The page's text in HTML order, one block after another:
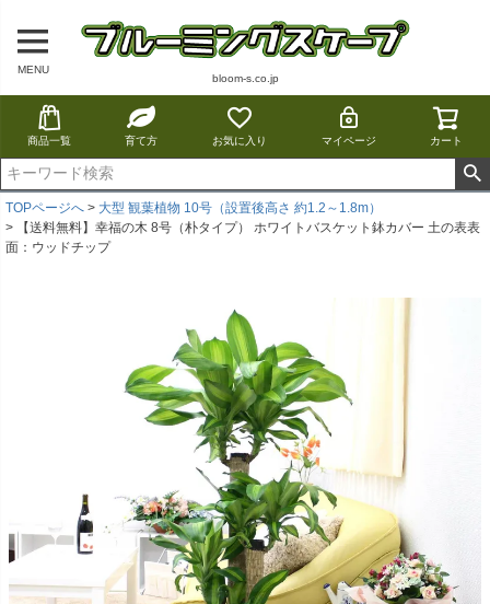
MENU
bloom-s.co.jp
商品一覧 育て方 お気に入り マイページ カート
TOPページへ
大型 観葉植物 10号（設置後高さ 約1.2～1.8m）
【送料無料】幸福の木 8号（朴タイプ） ホワイトバスケット鉢カバー 土の表表
面：ウッドチップ